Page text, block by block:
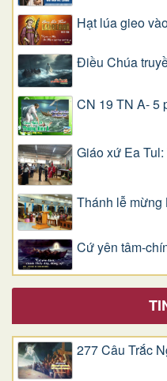
Hạt lúa gieo
Điều Chúa
CN 19 TN A- 5
Giáo xứ Ea
Thánh lễ mừng
Cứ yên tâm-
277 Câu Trắc